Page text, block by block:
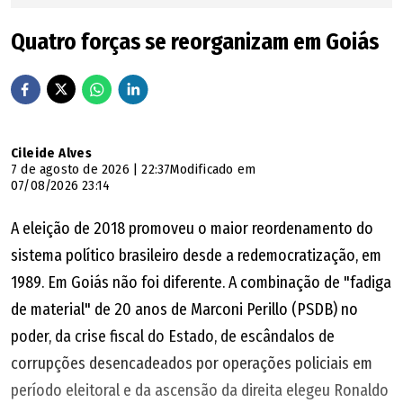
Quatro forças se reorganizam em Goiás
Cileide Alves
7 de agosto de 2026 | 22:37Modificado em
07/08/2026 23:14
A eleição de 2018 promoveu o maior reordenamento do
sistema político brasileiro desde a redemocratização, em
1989. Em Goiás não foi diferente. A combinação de "fadiga
de material" de 20 anos de Marconi Perillo (PSDB) no
poder, da crise fiscal do Estado, de escândalos de
corrupções desencadeados por operações policiais em
período eleitoral e da ascensão da direita elegeu Ronaldo